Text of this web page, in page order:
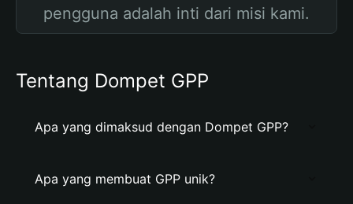
pengguna adalah inti dari misi kami.
Tentang Dompet GPP
Apa yang dimaksud dengan Dompet GPP?
Apa yang membuat GPP unik?